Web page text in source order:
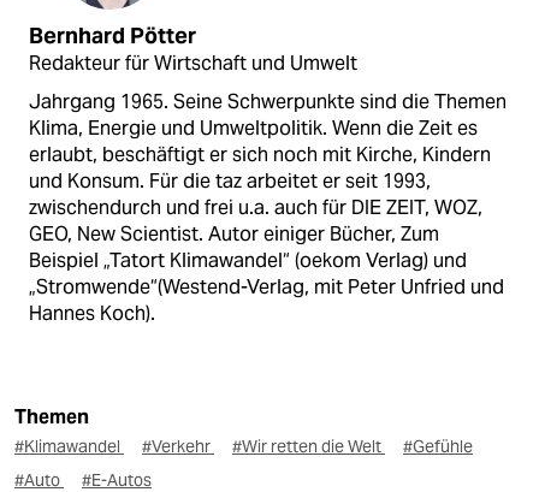
Bernhard Pötter
Redakteur für Wirtschaft und Umwelt
Jahrgang 1965. Seine Schwerpunkte sind die Themen
Klima, Energie und Umweltpolitik. Wenn die Zeit es
erlaubt, beschäftigt er sich noch mit Kirche, Kindern
und Konsum. Für die taz arbeitet er seit 1993,
zwischendurch und frei u.a. auch für DIE ZEIT, WOZ,
GEO, New Scientist. Autor einiger Bücher, Zum
Beispiel „Tatort Klimawandel“ (oekom Verlag) und
„Stromwende“(Westend-Verlag, mit Peter Unfried und
Hannes Koch).
Themen
#Klimawandel #Verkehr #Wir retten die Welt
#Gefühle
#Auto
#E-Autos